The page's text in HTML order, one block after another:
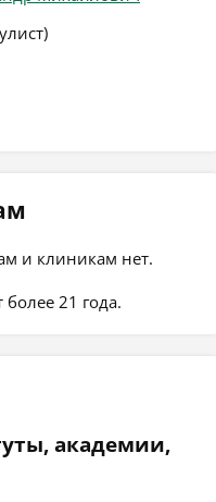
и клиникам нет.
21 года.
академии,